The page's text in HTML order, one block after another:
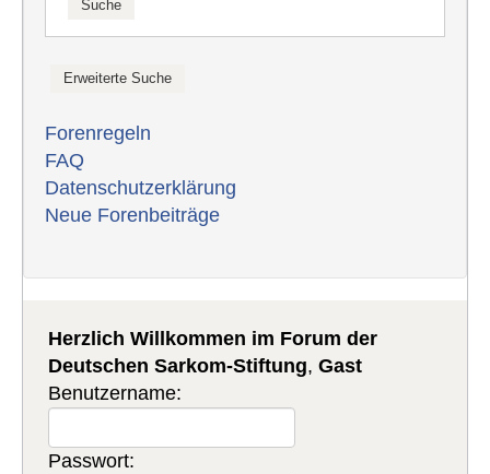
Forenregeln
FAQ
Datenschutzerklärung
Neue Forenbeiträge
Herzlich Willkommen im Forum der
Deutschen Sarkom-Stiftung,Gast
Benutzername:
Passwort: